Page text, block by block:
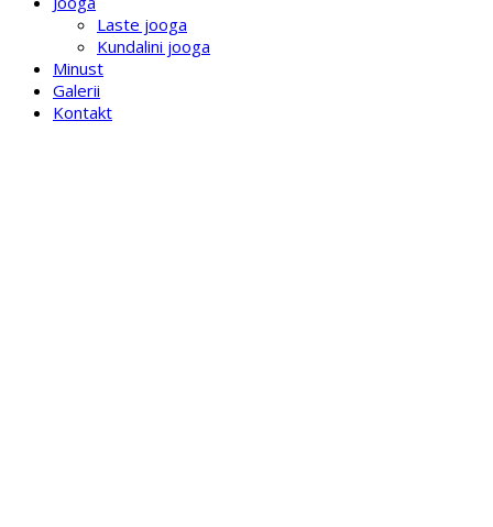
Laste jooga
Kundalini jooga
Minust
Galerii
Kontakt